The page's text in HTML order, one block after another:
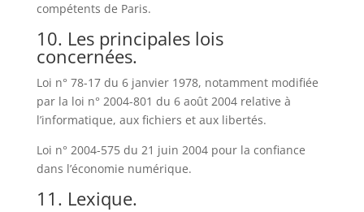
compétents de Paris.
10. Les principales lois
concernées.
Loi n° 78-17 du 6 janvier 1978, notamment modifiée
par la loi n° 2004-801 du 6 août 2004 relative à
l’informatique, aux fichiers et aux libertés.
Loi n° 2004-575 du 21 juin 2004 pour la confiance
dans l’économie numérique.
11. Lexique.